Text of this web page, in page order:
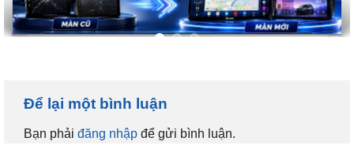
Để lại một bình luận
Bạn phải đăng nhập để gửi bình luận.